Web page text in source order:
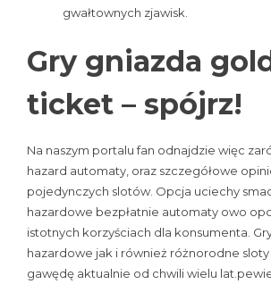
gwałtownych zjawisk.
Gry gniazda
ticket – spójrz!
Na naszym portalu fan odnajdzie więc
hazard automaty, oraz szczegółowe
pojedynczych slotów. Opcja uciechy
hazardowe bezpłatnie automaty owo
istotnych korzyściach dla konsumenta.
hazardowe jak i również różnorodne sloty
gawędę aktualnie od chwili wielu